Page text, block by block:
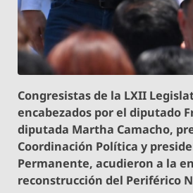
Congresistas de la LXII
encabezados por el diputado
diputada Martha Camacho,
Coordinación Política y
Permanente, acudieron a la
reconstrucción del Periférico